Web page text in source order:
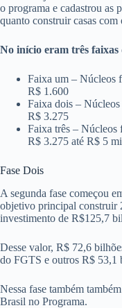
o programa e cadastrou as
quanto construir casas
No início eram três faixas
Faixa um – Núcleos
R$ 1.600
Faixa dois –
R$ 3.275
Faixa três – Núcleos
R$ 3.275 até R$ 5
Fase Dois
A segunda fase começou
objetivo principal construir
investimento de R$125,7
Desse valor, R$ 72,6
do FGTS e outros R$ 53,1
Nessa fase também
Brasil no Programa.